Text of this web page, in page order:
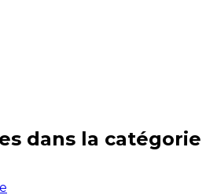
dans la catégorie